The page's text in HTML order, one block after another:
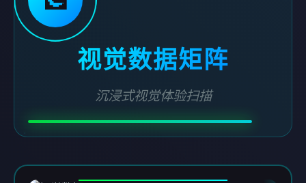
视觉数据矩阵
沉浸式视觉体验扫描